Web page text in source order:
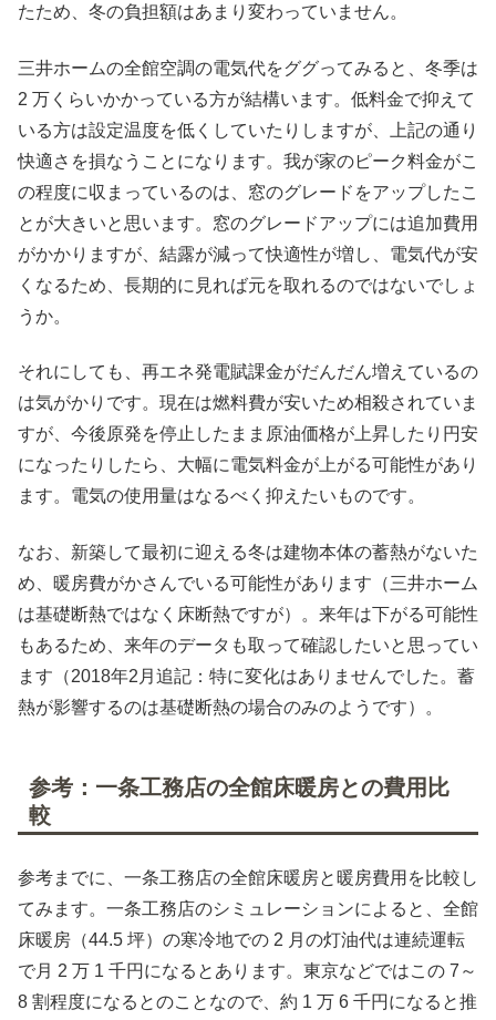
たため、冬の負担額はあまり変わっていません。
三井ホームの全館空調の電気代をググってみると、冬季は
2 万くらいかかっている方が結構います。低料金で抑えて
いる方は設定温度を低くしていたりしますが、上記の通り
快適さを損なうことになります。我が家のピーク料金がこ
の程度に収まっているのは、窓のグレードをアップしたこ
とが大きいと思います。窓のグレードアップには追加費用
がかかりますが、結露が減って快適性が増し、電気代が安
くなるため、長期的に見れば元を取れるのではないでしょ
うか。
それにしても、再エネ発電賦課金がだんだん増えているの
は気がかりです。現在は燃料費が安いため相殺されていま
すが、今後原発を停止したまま原油価格が上昇したり円安
になったりしたら、大幅に電気料金が上がる可能性があり
ます。電気の使用量はなるべく抑えたいものです。
なお、新築して最初に迎える冬は建物本体の蓄熱がないた
め、暖房費がかさんでいる可能性があります（三井ホーム
は基礎断熱ではなく床断熱ですが）。来年は下がる可能性
もあるため、来年のデータも取って確認したいと思ってい
ます（2018年2月追記：特に変化はありませんでした。蓄
熱が影響するのは基礎断熱の場合のみのようです）。
参考：一条工務店の全館床暖房との費用比
較
参考までに、一条工務店の全館床暖房と暖房費用を比較し
てみます。一条工務店のシミュレーションによると、全館
床暖房（44.5 坪）の寒冷地での 2 月の灯油代は連続運転
で月 2 万 1 千円になるとあります。東京などではこの 7～
8 割程度になるとのことなので、約 1 万 6 千円になると推